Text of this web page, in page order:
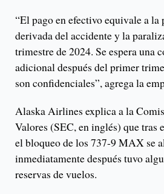
“El pago en efectivo equivale a la
derivada del accidente y la
trimestre de 2024. Se espera una
adicional después del primer
son confidenciales”, agrega la
Alaska Airlines explica a la
Valores (SEC, en inglés) que tras
el bloqueo de los 737-9 MAX se
inmediatamente después tuvo
reservas de vuelos.